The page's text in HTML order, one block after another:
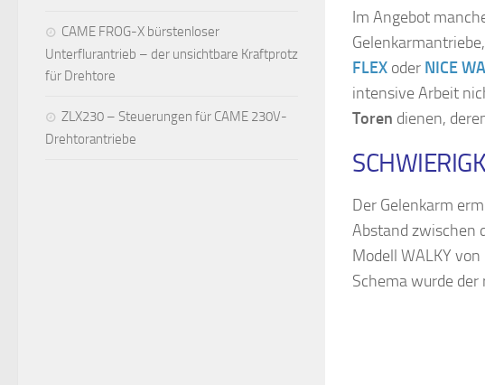
Im Angebot
FLEX oder NICE
intensive Arbeit
Toren dienen,
Der Gelenkarm
Abstand zwischen
Modell WALKY
Schema wurde
CAME FROG-X bürstenloser
Unterflurantrieb – der unsichtbare Kraftprotz
für Drehtore
ZLX230 – Steuerungen für CAME 230V-
Drehtorantriebe